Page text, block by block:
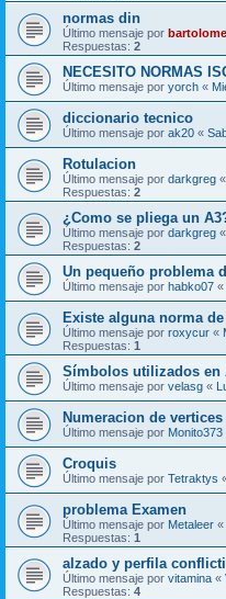
normas din
Último mensaje por bartolome
Respuestas: 2
NECESITO NORMAS
Último mensaje por yorch «
diccionario tecnico
Último mensaje por ak20 «
Rotulacion
Último mensaje por darkgreg «
Respuestas: 2
¿Como se pliega un
Último mensaje por darkgreg «
Respuestas: 2
Un pequeño problema
Último mensaje por habko07 «
Existe alguna norma
Último mensaje por roxycur «
Respuestas: 1
Símbolos utilizados en
Último mensaje por velasg «
Numeracion de vertices
Último mensaje por Monito373
Croquis
Último mensaje por Tetraktys
problema Examen
Último mensaje por Metaleer «
Respuestas: 1
alzado y perfila
Último mensaje por vitamina «
Respuestas: 4